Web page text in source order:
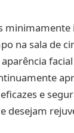
na sala de
e
desejam